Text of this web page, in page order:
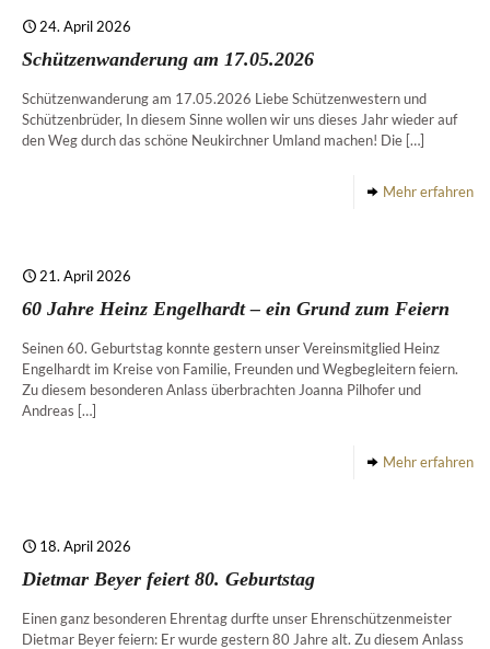
24. April 2026
Schützenwanderung am 17.05.2026
Schützenwanderung am 17.05.2026 Liebe Schützenwestern und
Schützenbrüder, In diesem Sinne wollen wir uns dieses Jahr wieder auf
den Weg durch das schöne Neukirchner Umland machen! Die […]
Mehr erfahren
21. April 2026
60 Jahre Heinz Engelhardt – ein Grund zum Feiern
Seinen 60. Geburtstag konnte gestern unser Vereinsmitglied Heinz
Engelhardt im Kreise von Familie, Freunden und Wegbegleitern feiern.
Zu diesem besonderen Anlass überbrachten Joanna Pilhofer und
Andreas […]
Mehr erfahren
18. April 2026
Dietmar Beyer feiert 80. Geburtstag
Einen ganz besonderen Ehrentag durfte unser Ehrenschützenmeister
Dietmar Beyer feiern: Er wurde gestern 80 Jahre alt. Zu diesem Anlass